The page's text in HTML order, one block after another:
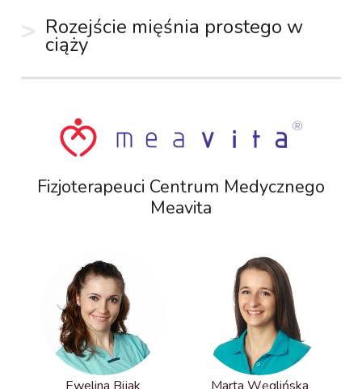
Rozejście mięśnia prostego w
ciąży
Fizjoterapeuci Centrum Medycznego
Meavita